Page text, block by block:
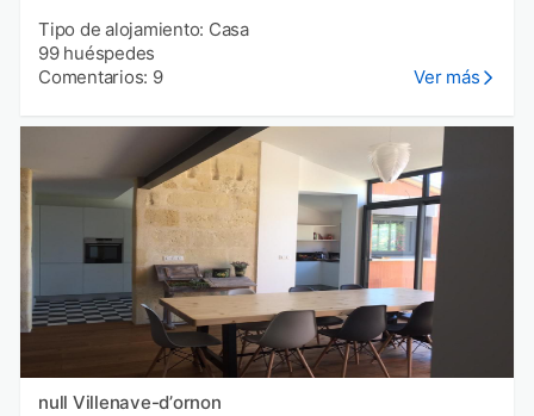
Tipo de alojamiento: Casa
99 huéspedes
Comentarios: 9
Ver más
null Villenave-dʼornon